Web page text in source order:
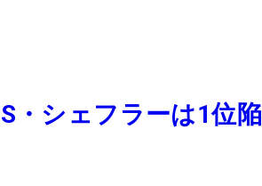
シェフラーは1位陥